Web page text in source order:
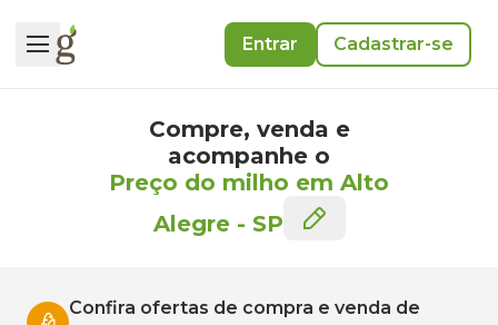
Entrar Cadastrar-se
Compre, venda e
acompanhe o
Preço do milho em Alto
Alegre - SP
Confira ofertas de compra e venda de